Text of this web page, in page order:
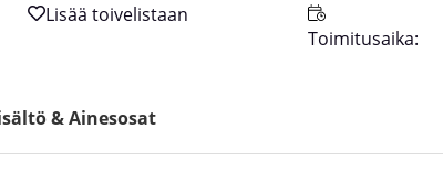
Toimitusaika:
& Ainesosat